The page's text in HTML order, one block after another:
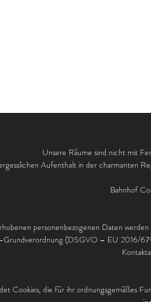
Unsere Räume sind nicht mit
Aufenthalt in der charmanten
Bahnhof
personenbezogenen Daten
(DSGVO – EU 2016/
Cookies, die für ihr ordnungsgemäßes